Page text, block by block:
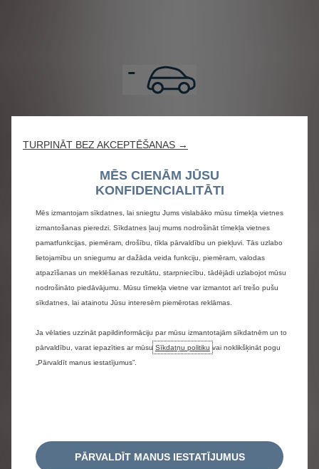
TURPINĀT BEZ AKCEPTĒŠANAS →
MĒS CIENĀM JŪSU
KONFIDENCIALITĀTI
Mēs izmantojam sīkdatnes, lai sniegtu Jums vislabāko mūsu tīmekļa vietnes
izmantošanas pieredzi. Sīkdatnes ļauj mums nodrošināt tīmekļa vietnes
pamatfunkcijas, piemēram, drošību, tīkla pārvaldību un piekļuvi. Tās uzlabo
lietojamību un sniegumu ar dažāda veida funkciju, piemēram, valodas
atpazīšanas un meklēšanas rezultātu, starpniecību, tādējādi uzlabojot mūsu
nodrošināto piedāvājumu. Mūsu tīmekļa vietne var izmantot arī trešo pušu
sīkdatnes, lai atainotu Jūsu interesēm piemērotas reklāmas.
Ja vēlaties uzzināt papildinformāciju par mūsu izmantotajām sīkdatnēm un to
pārvaldību, varat iepazīties ar mūsu Sīkdatņu politiku vai noklikšķināt pogu
„Pārvaldīt manus iestatījumus”.
PĀRVALDĪT MANUS IESTATĪJUMUS